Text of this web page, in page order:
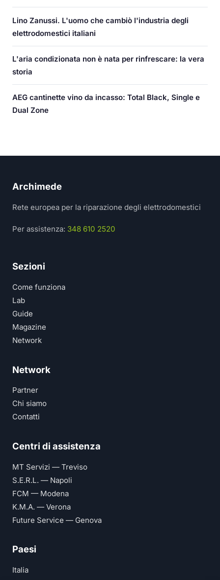
Lino Zanussi. L'uomo che cambiò l'industria degli
elettrodomestici italiani
L'aria condizionata non è nata per rinfrescare: la vera
storia
AEG cantinette vino da incasso: Total Black, Single e
Dual Zone
Archimede
Rete europea per la riparazione degli elettrodomestici
Per assistenza: 348 610 2520
Sezioni
Come funziona
Lab
Guide
Magazine
Network
Network
Partner
Chi siamo
Contatti
Centri di assistenza
MT Servizi — Treviso
S.E.R.L. — Napoli
FCM — Modena
K.M.A. — Verona
Future Service — Genova
Paesi
Italia